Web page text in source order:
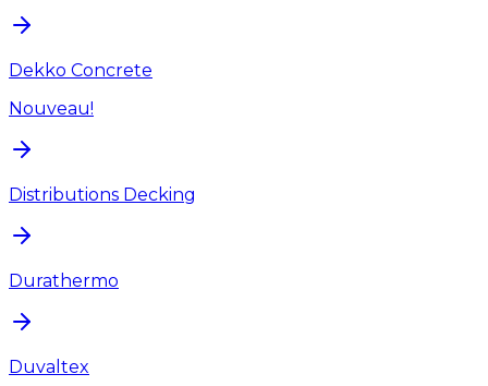
Dekko Concrete
Nouveau!
Distributions Decking
Durathermo
Duvaltex